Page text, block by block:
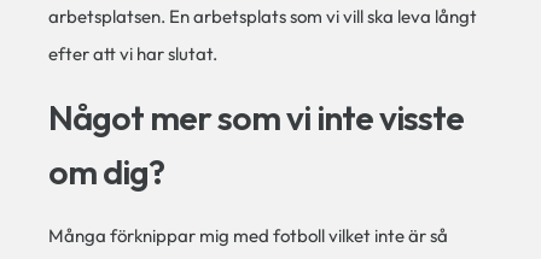
arbetsplatsen. En arbetsplats som vi vill ska leva långt
efter att vi har slutat.
Något mer som vi inte visste
om dig?
Många förknippar mig med fotboll vilket inte är så